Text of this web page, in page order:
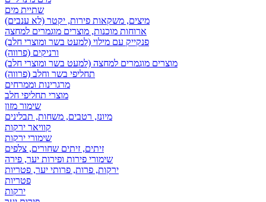
שתיית מים
מיצים, משקאות פירות, יקטר (לא ענבים)
ארוחות מוכנות, מוצרים מוגמרים למחצה
פנקייק עם מילוי (למעט בשר ומוצרי חלב)
ורניקים (פרווה)
מוצרים מוגמרים למחצה (למעט בשר ומוצרי חלב)
תחליפי בשר וחלב (פרווה)
מרגרינות וממרחים
מוצרי תחליפי חלב
שימור מזון
מיונז, רטבים, משחות, תבלינים
קוויאר ירקות
שימורי ירקות
זיתים, זיתים שחורים, צלפים
שימורי פירות ופירות יער, פירה
ירקות, פרות, פרותי יער, פטריות
פטריות
ירקות